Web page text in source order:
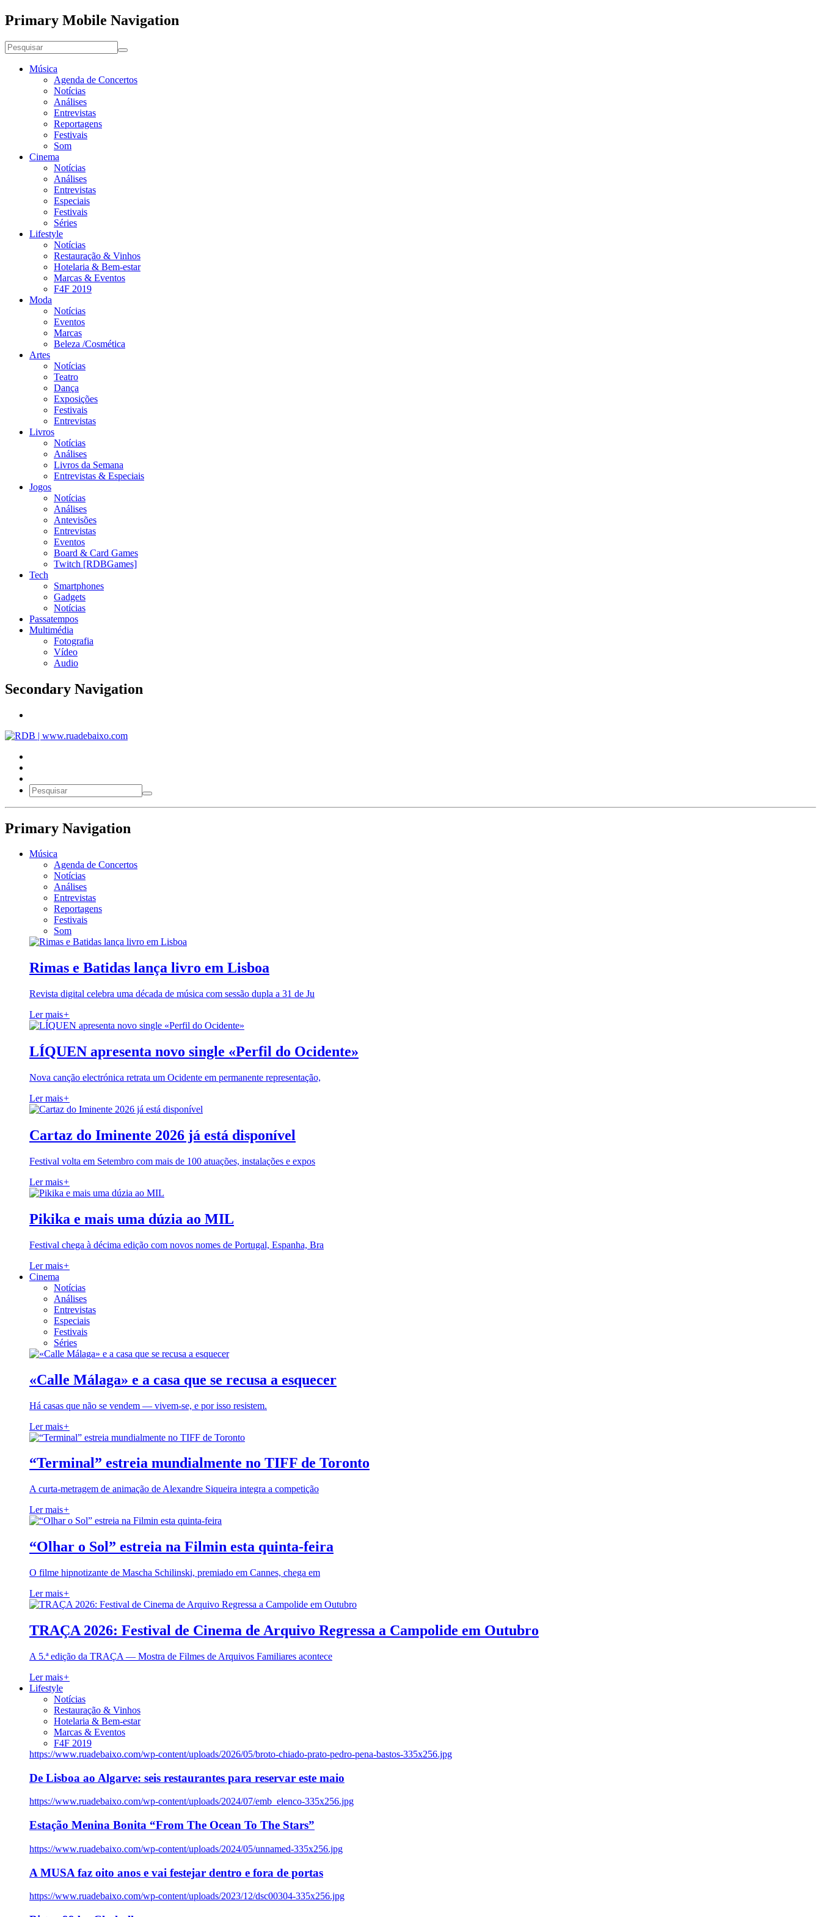
Primary Mobile Navigation
Música
Agenda de Concertos
Notícias
Análises
Entrevistas
Reportagens
Festivais
Som
Cinema
Notícias
Análises
Entrevistas
Especiais
Festivais
Séries
Lifestyle
Notícias
Restauração & Vinhos
Hotelaria & Bem-estar
Marcas & Eventos
F4F 2019
Moda
Notícias
Eventos
Marcas
Beleza /Cosmética
Artes
Notícias
Teatro
Dança
Exposições
Festivais
Entrevistas
Livros
Notícias
Análises
Livros da Semana
Entrevistas & Especiais
Jogos
Notícias
Análises
Antevisões
Entrevistas
Eventos
Board & Card Games
Twitch [RDBGames]
Tech
Smartphones
Gadgets
Notícias
Passatempos
Multimédia
Fotografia
Vídeo
Audio
Secondary Navigation
Primary Navigation
Música
Agenda de Concertos
Notícias
Análises
Entrevistas
Reportagens
Festivais
Som
Rimas e Batidas lança livro em Lisboa
Revista digital celebra uma década de música com sessão dupla a 31 de Ju
Ler mais+
LÍQUEN apresenta novo single «Perfil do Ocidente»
Nova canção electrónica retrata um Ocidente em permanente representação,
Ler mais+
Cartaz do Iminente 2026 já está disponível
Festival volta em Setembro com mais de 100 atuações, instalações e expos
Ler mais+
Pikika e mais uma dúzia ao MIL
Festival chega à décima edição com novos nomes de Portugal, Espanha, Bra
Ler mais+
Cinema
Notícias
Análises
Entrevistas
Especiais
Festivais
Séries
«Calle Málaga» e a casa que se recusa a esquecer
Há casas que não se vendem — vivem-se, e por isso resistem.
Ler mais+
“Terminal” estreia mundialmente no TIFF de Toronto
A curta-metragem de animação de Alexandre Siqueira integra a competição
Ler mais+
“Olhar o Sol” estreia na Filmin esta quinta-feira
O filme hipnotizante de Mascha Schilinski, premiado em Cannes, chega em
Ler mais+
TRAÇA 2026: Festival de Cinema de Arquivo Regressa a Campolide em Outubro
A 5.ª edição da TRAÇA — Mostra de Filmes de Arquivos Familiares acontece
Ler mais+
Lifestyle
Notícias
Restauração & Vinhos
Hotelaria & Bem-estar
Marcas & Eventos
F4F 2019
https://www.ruadebaixo.com/wp-content/uploads/2026/05/broto-chiado-prato-pedro-pena-bastos-335x256.jpg
De Lisboa ao Algarve: seis restaurantes para reservar este maio
https://www.ruadebaixo.com/wp-content/uploads/2024/07/emb_elenco-335x256.jpg
Estação Menina Bonita “From The Ocean To The Stars”
https://www.ruadebaixo.com/wp-content/uploads/2024/05/unnamed-335x256.jpg
A MUSA faz oito anos e vai festejar dentro e fora de portas
https://www.ruadebaixo.com/wp-content/uploads/2023/12/dsc00304-335x256.jpg